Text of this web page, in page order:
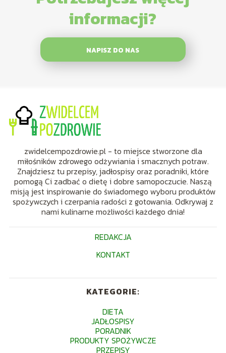
informacji?
NAPISZ DO NAS
zwidelcempozdrowie.pl - to miejsce stworzone dla
miłośników zdrowego odżywiania i smacznych potraw.
Znajdziesz tu przepisy, jadłospisy oraz poradniki, które
pomogą Ci zadbać o dietę i dobre samopoczucie. Naszą
misją jest inspirowanie do świadomego wyboru produktów
spożywczych i czerpania radości z gotowania. Odkrywaj z
nami kulinarne możliwości każdego dnia!
REDAKCJA
KONTAKT
KATEGORIE:
DIETA
JADŁOSPISY
PORADNIK
PRODUKTY SPOŻYWCZE
PRZEPISY